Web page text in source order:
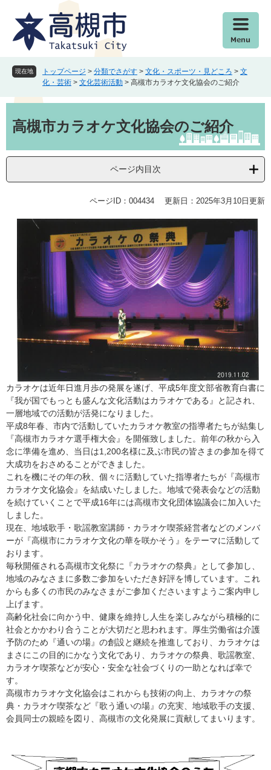
現在地 トップページ > 分類でさがす > 文化・スポーツ・見どころ > 文
化・芸術 > 文化芸術活動 > 高槻市カラオケ文化協会のご紹介
文高槻市カラオケ文化協会のご紹介
ページ内目次
ページID：004434 更新日：2025年3月10日更新
カラオケは近年日進月歩の発展を遂げ、平成5年度文部省教育白書に
『我が国でもっとも盛んな文化活動はカラオケである』と記され、
一層地域での活動が活発になりました。
平成8年春、市内で活動していたカラオケ教室の指導者たちが結集し
『高槻市カラオケ選手権大会』を開催致しました。前年の秋から入
念に準備を進め、当日は1,200名様に及ぶ市民の皆さまの参加を得て
大成功をおさめることができました。
これを機にその年の秋、個々に活動していた指導者たちが『高槻市
カラオケ文化協会』を結成いたしました。地域で発表会などの活動
を続けていくことで平成16年には高槻市文化団体協議会に加入いた
しました。
現在、地域歌手・歌謡教室講師・カラオケ喫茶経営者などのメンバ
ーが『高槻市にカラオケ文化の華を咲かそう』をテーマに活動して
おります。
毎秋開催される高槻市文化祭に『カラオケの祭典』として参加し、
地域のみなさまに多数ご参加をいただき好評を博しています。これ
からも多くの市民のみなさまがご参加くださいますようご案内申し
上げます。
高齢化社会に向かう中、健康を維持し人生を楽しみながら積極的に
社会とかかわり合うことが大切だと思われます。厚生労働省は介護
予防のため『通いの場』の創設と継続を推進しており、カラオケは
まさにこの目的にかなう文化であり、カラオケの祭典、歌謡教室、
カラオケ喫茶などが安心・安全な社会づくりの一助となれば幸で
す。
高槻市カラオケ文化協会はこれからも技術の向上、カラオケの祭
典・カラオケ喫茶など『歌う通いの場』の充実、地域歌手の支援、
会員同士の親睦を図り、高槻市の文化発展に貢献してまいります。